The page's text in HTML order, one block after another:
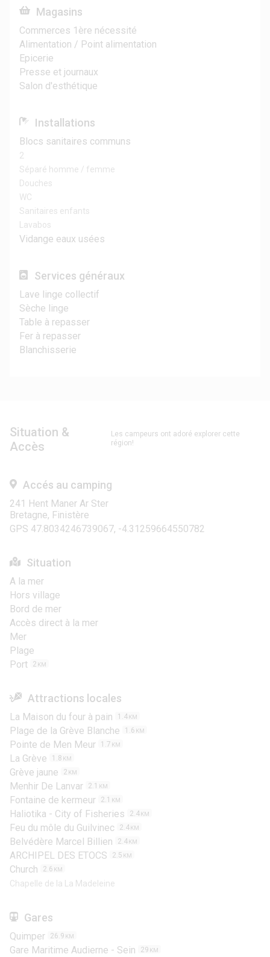
Magasins
Commerces 1ère nécessité
Alimentation / Point alimentation
Epicerie
Presse et journaux
Salon d'esthétique
Installations
Blocs sanitaires communs
2
Séparé homme / femme
Douches
WC
Sanitaires enfants
Lavabos
Vidange eaux usées
Services généraux
Lave linge collectif
Sèche linge
Table à repasser
Fer à repasser
Blanchisserie
Situation &
Accès
Les campeurs ont adoré explorer cette
région!
Accés au camping
241 Hent Maner Ar Ster
Bretagne, Finistère
GPS 47.8034246739067, -4.31259664550782
Situation
A la mer
Hors village
Bord de mer
Accès direct à la mer
Mer
Plage
Port
2 KM
Attractions locales
La Maison du four à pain 1.4 KM
Plage de la Grève Blanche 1.6 KM
Pointe de Men Meur 1.7 KM
La Grève 1.8 KM
Grève jaune 2 KM
Menhir De Lanvar 2.1 KM
Fontaine de kermeur 2.1 KM
Haliotika - City of Fisheries 2.4 KM
Feu du môle du Guilvinec 2.4 KM
Belvédère Marcel Billien 2.4 KM
ARCHIPEL DES ETOCS 2.5 KM
Church 2.6 KM
Chapelle de la La Madeleine
Gares
Quimper 26.9 KM
Gare Maritime Audierne - Sein 29 KM